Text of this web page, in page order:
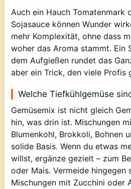
Auch ein Hauch Tomatenmark
Sojasauce können Wunder
mehr Komplexität, ohne dass
woher das Aroma stammt. Ein
dem Aufgießen rundet das
aber ein Trick, den viele Profis
Welche Tiefkühlgemüse
Gemüsemix ist nicht gleich
hin, was drin ist. Mischungen
Blumenkohl, Brokkoli, Bohnen
solide Basis. Wenn du etwas
willst, ergänze gezielt – zum
oder Mais. Vermeide hingegen
Mischungen mit Zucchini oder